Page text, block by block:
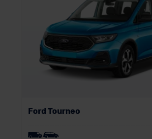
Ford Tourneo